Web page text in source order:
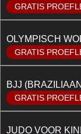
GRATIS
OLYMPISCH
GRATIS
BJJ
GRATIS
JUDO VOOR